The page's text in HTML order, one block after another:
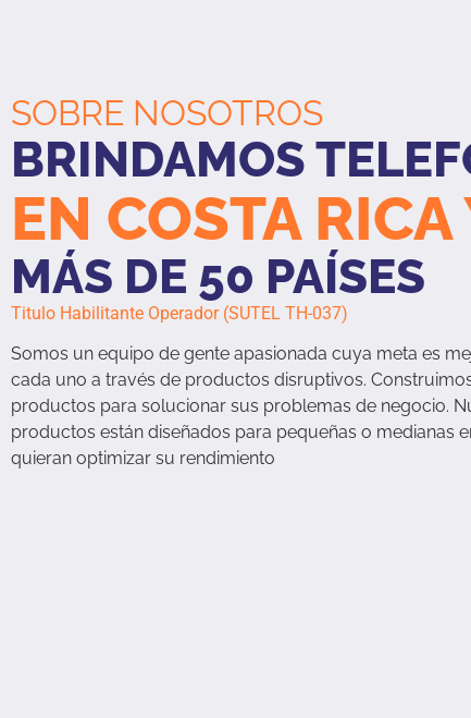
SOBRE NOSOTROS
BRINDAMOS
EN COSTA RICA
MÁS DE 50 PAÍSES
Titulo Habilitante Operador (SUTEL TH-037)
Somos un equipo de gente apasionada cuya meta es
cada uno a través de productos disruptivos.
productos para solucionar sus problemas de negocio.
productos están diseñados para pequeñas o medianas
quieran optimizar su rendimiento